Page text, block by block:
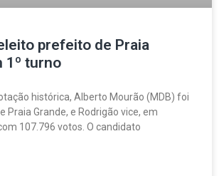
prefeito de Praia
1º turno
histórica, Alberto Mourão (MDB) foi
Praia Grande, e Rodrigão vice, em
107.796 votos. O candidato